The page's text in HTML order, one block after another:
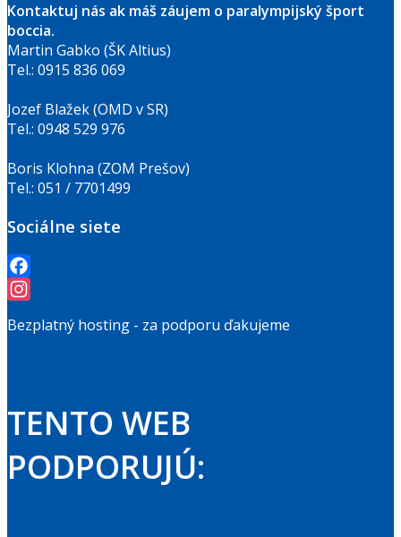
Kontaktuj nás ak máš záujem o paralympijský šport
boccia.
Martin Gabko (ŠK Altius)
Tel.: 0915 836 069
Jozef Blažek (OMD v SR)
Tel.: 0948 529 976
Boris Klohna (ZOM Prešov)
Tel.: 051 / 7701499
Sociálne siete
Facebook
Bezplatný hosting - za podporu ďakujeme
TENTO WEB
PODPORUJÚ: